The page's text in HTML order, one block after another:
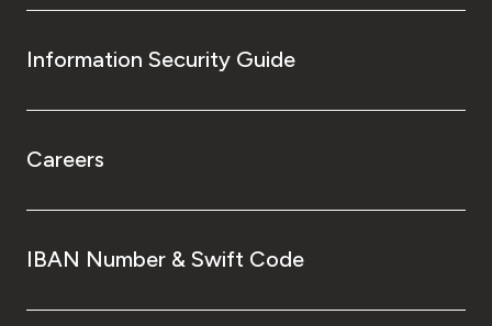
Information Security Guide
Careers
IBAN Number & Swift Code